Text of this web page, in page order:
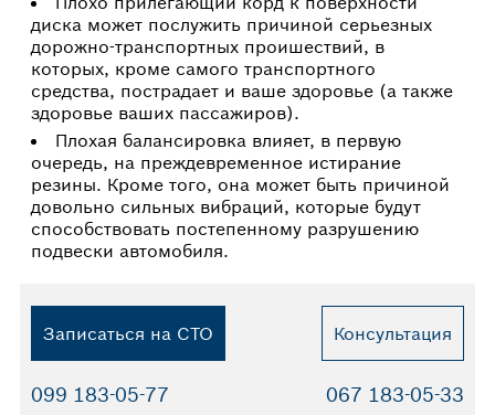
диска может послужить причиной серьезных
дорожно-транспортных проишествий, в
которых, кроме самого транспортного
средства, пострадает и ваше здоровье (а также
здоровье ваших пассажиров).
Плохая балансировка влияет, в первую
очередь, на преждевременное истирание
резины. Кроме того, она может быть причиной
довольно сильных вибраций, которые будут
способствовать постепенному разрушению
подвески автомобиля.
Записаться на СТО Консультация
099 183-05-77 067 183-05-33